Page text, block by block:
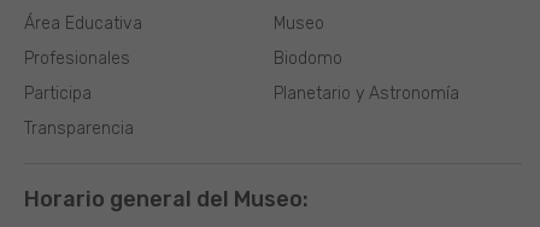
Museo
Biodomo
Planetario y Astronomía
Área Educativa
Profesionales
Participa
Transparencia
Horario general del Museo: